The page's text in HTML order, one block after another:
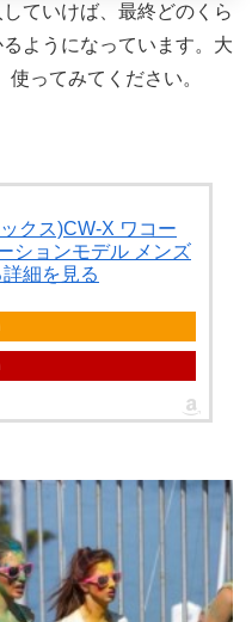
ていけば、最終どのくら
ようになっています。大
ってみてください。
クス)CW-X ワコー
ションモデル メンズ
細を見る